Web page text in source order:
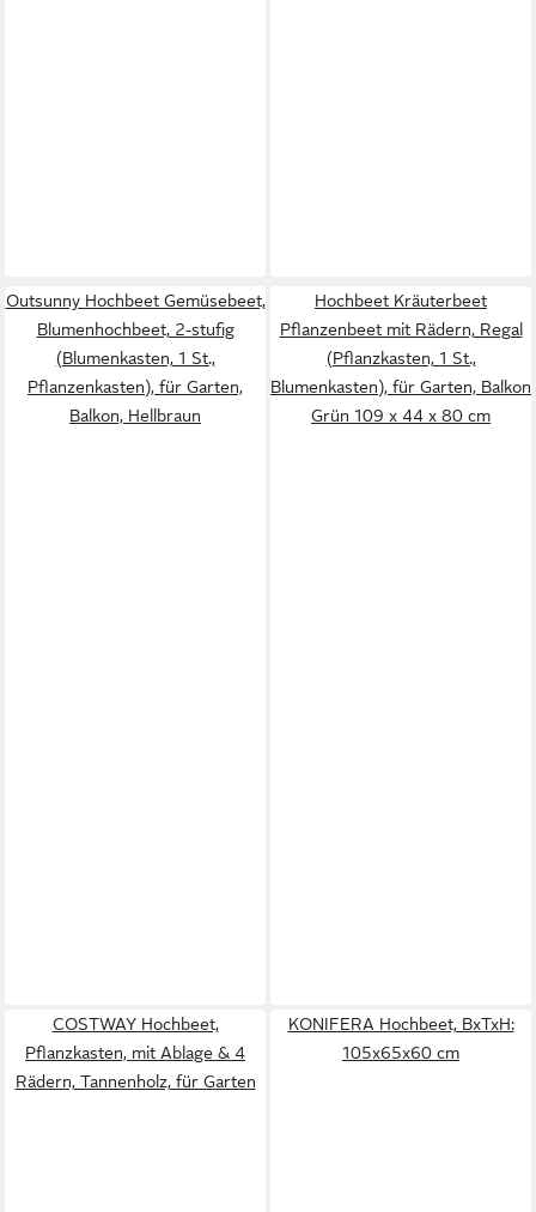
Outsunny Hochbeet Gemüsebeet,
Blumenhochbeet, 2-stufig
(Blumenkasten, 1 St.,
Pflanzenkasten), für Garten,
Balkon, Hellbraun
Hochbeet Kräuterbeet
Pflanzenbeet mit Rädern, Regal
(Pflanzkasten, 1 St.,
Blumenkasten), für Garten, Balkon
Grün 109 x 44 x 80 cm
COSTWAY Hochbeet,
Pflanzkasten, mit Ablage & 4
Rädern, Tannenholz, für Garten
KONIFERA Hochbeet, BxTxH:
105x65x60 cm